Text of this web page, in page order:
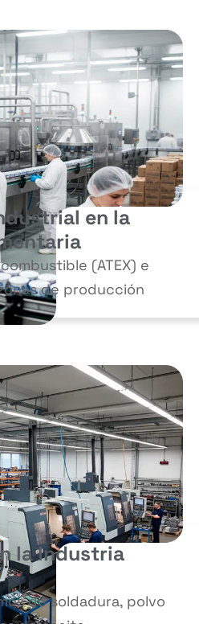
en la
(ATEX) e
de producción
la Industria
de soldadura, polvo